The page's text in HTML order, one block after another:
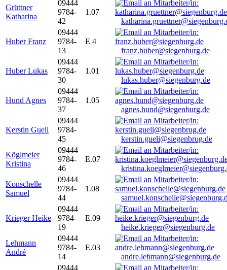
Grüttner
Katharina
09444
9784-
42
1.07
Huber Franz
09444
9784-
13
E 4
franz.huber@siegenburg.de
Huber Lukas
09444
9784-
30
1.01
lukas.huber@siegenburg.de
Hund Agnes
09444
9784-
37
1.05
agnes.hund@siegenburg.de
Kerstin Gueli
09444
9784-
45
kerstin.gueli@siegenbrug.de
Köglmeier
Kristina
09444
9784-
46
E.07
Konschelle
Samuel
09444
9784-
44
1.08
Krieger Heike
09444
9784-
19
E.09
heike.krieger@siegenburg.de
Lehmann
André
09444
9784-
14
E.03
andre.lehmann@siegenburg.de
09444